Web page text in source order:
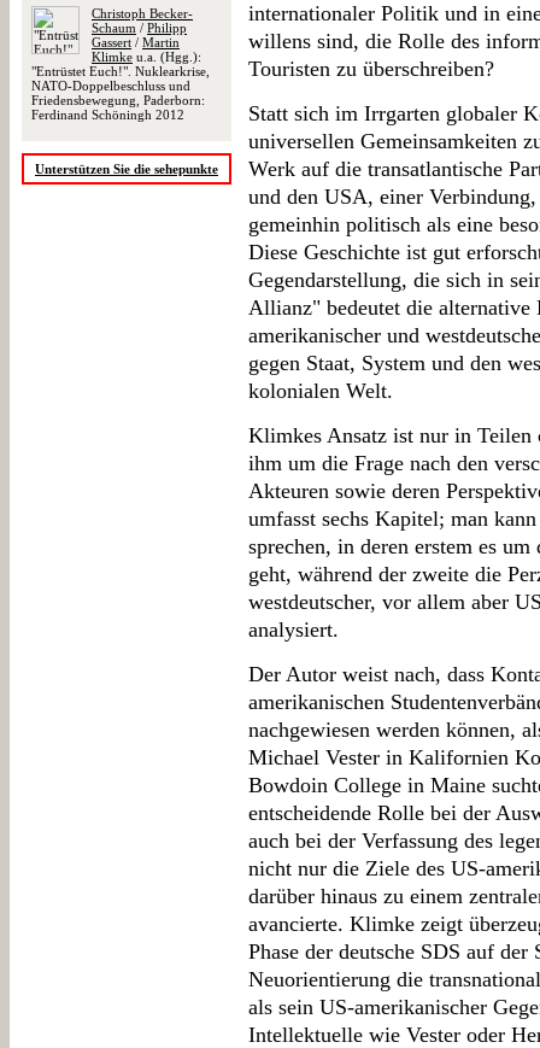
Christoph Becker-
Schaum / Philipp
Gassert / Martin
Klimke u.a. (Hgg.):
"Entrüstet Euch!". Nuklearkrise,
NATO-Doppelbeschluss und
Friedensbewegung, Paderborn:
Ferdinand Schöningh 2012
Unterstützen Sie die sehepunkte
internationaler Politik und in
willens sind, die Rolle des
Touristen zu überschreiben?
Statt sich im Irrgarten globaler
universellen Gemeinsamkeiten
Werk auf die transatlantische
und den USA, einer
gemeinhin politisch als eine
Diese Geschichte ist gut
Gegendarstellung, die sich in
Allianz" bedeutet die alternative
amerikanischer und
gegen Staat, System und den
kolonialen Welt.
Klimkes Ansatz ist nur in Teilen
ihm um die Frage nach den
Akteuren sowie deren
umfasst sechs Kapitel; man
sprechen, in deren erstem es
geht, während der zweite die
westdeutscher, vor allem aber
analysiert.
Der Autor weist nach, dass
amerikanischen
nachgewiesen werden können,
Michael Vester in Kalifornien
Bowdoin College in Maine
entscheidende Rolle bei der
auch bei der Verfassung des
nicht nur die Ziele des US-
darüber hinaus zu einem
avancierte. Klimke zeigt
Phase der deutsche SDS auf der
Neuorientierung die
als sein US-amerikanischer
Intellektuelle wie Vester oder